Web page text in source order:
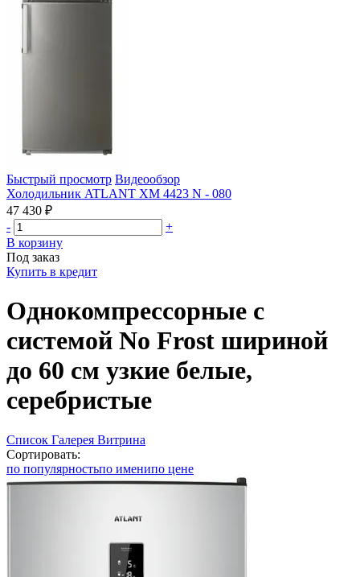
Быстрый просмотр Видеообзор
Холодильник ATLANT ХМ 4423 N - 080
47 430 ₽
-
+
В корзину
Под заказ
Купить в кредит
Однокомпрессорные с
системой No Frost шириной
до 60 см узкие белые,
серебристые
Список Галерея Витрина
Сортировать:
по популярностьпо именипо цене